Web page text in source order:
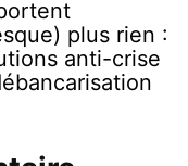
plus rien :
anti-crise